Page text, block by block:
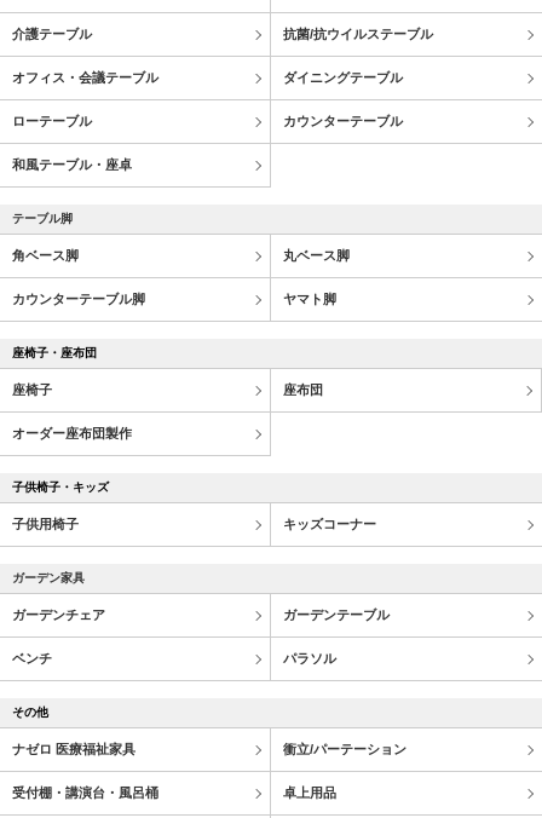
介護テーブル 抗菌/抗ウイルステーブル
オフィス・会議テーブル ダイニングテーブル
ローテーブル カウンターテーブル
和風テーブル・座卓
テーブル脚
角ベース脚 丸ベース脚
カウンターテーブル脚 ヤマト脚
座椅子・座布団
座椅子 座布団
オーダー座布団製作
子供椅子・キッズ
子供用椅子 キッズコーナー
ガーデン家具
ガーデンチェア ガーデンテーブル
ベンチ パラソル
その他
ナゼロ 医療福祉家具 衝立/パーテーション
受付棚・講演台・風呂桶 卓上用品